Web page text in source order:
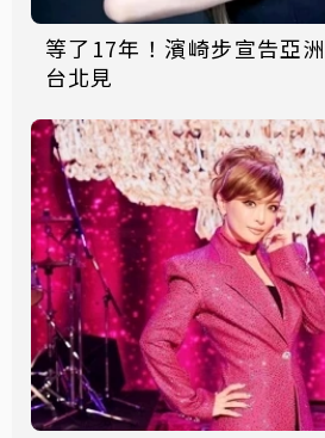
等了17年！濱崎步宣告亞
台北見